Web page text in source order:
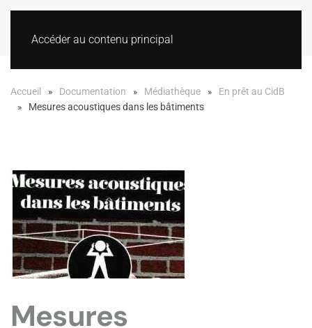
Accéder au contenu principal
Accueil Documentation Médiathèque
En prêt au CidB
Mesures acoustiques dans les bâtiments
Mesures